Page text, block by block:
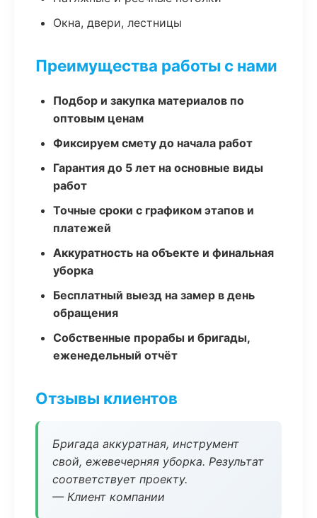
Окна, двери, лестницы
Преимущества работы с нами
Подбор и закупка материалов по
оптовым ценам
Фиксируем смету до начала работ
Гарантия до 5 лет на основные виды
работ
Точные сроки с графиком этапов и
платежей
Аккуратность на объекте и финальная
уборка
Бесплатный выезд на замер в день
обращения
Собственные прорабы и бригады,
еженедельный отчёт
Отзывы клиентов
Бригада аккуратная, инструмент
свой, ежевечерняя уборка. Результат
соответствует проекту.
— Клиент компании